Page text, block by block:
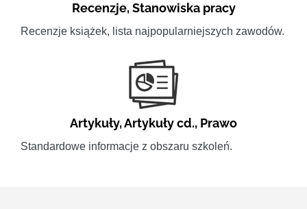
Recenzje,Stanowiska pracy
Recenzje książek, lista najpopularniejszych zawodów.
Artykuły,Artykuły cd., Prawo
Standardowe informacje z obszaru szkoleń.